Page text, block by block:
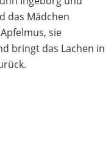
das Mädchen
sie
bringt das Lachen in